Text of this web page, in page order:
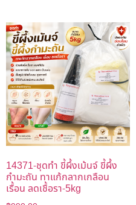
14371-ชุดทำ ขี้ผึ้งเม้นจ์ ขี้ผึ้ง
กำมะถัน ทาแก้กลากเกลือน
เรื้อน ลดเชื้อรา-5kg